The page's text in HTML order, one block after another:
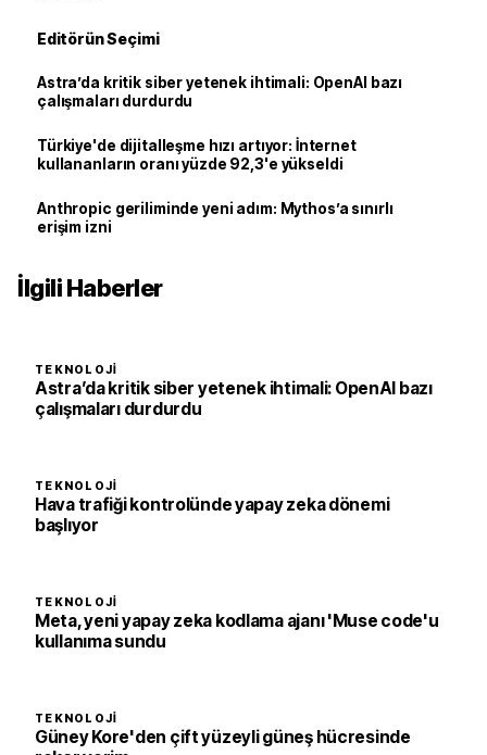
Editörün Seçimi
Astra’da kritik siber yetenek ihtimali: OpenAI bazı
çalışmaları durdurdu
Türkiye'de dijitalleşme hızı artıyor: İnternet
kullananların oranı yüzde 92,3'e yükseldi
Anthropic geriliminde yeni adım: Mythos’a sınırlı
erişim izni
İlgili Haberler
TEKNOLOJI
Astra’da kritik siber yetenek ihtimali: OpenAI bazı
çalışmaları durdurdu
TEKNOLOJI
Hava trafiği kontrolünde yapay zeka dönemi
başlıyor
TEKNOLOJI
Meta, yeni yapay zeka kodlama ajanı 'Muse code'u
kullanıma sundu
TEKNOLOJI
Güney Kore'den çift yüzeyli güneş hücresinde